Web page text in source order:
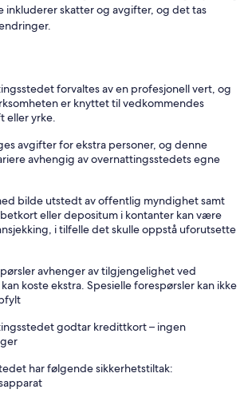
inkluderer skatter og avgifter, og det tas
forvaltes av en profesjonell vert, og
er knyttet til vedkommendes
eller yrke.
avgifter for ekstra personer, og denne
avhengig av overnattingsstedets egne
bilde utstedt av offentlig myndighet samt
eller depositum i kontanter kan være
i tilfelle det skulle oppstå uforutsette
avhenger av tilgjengelighet ved
koste ekstra. Spesielle forespørsler kan ikke
godtar kredittkort – ingen
har følgende sikkerhetstiltak: